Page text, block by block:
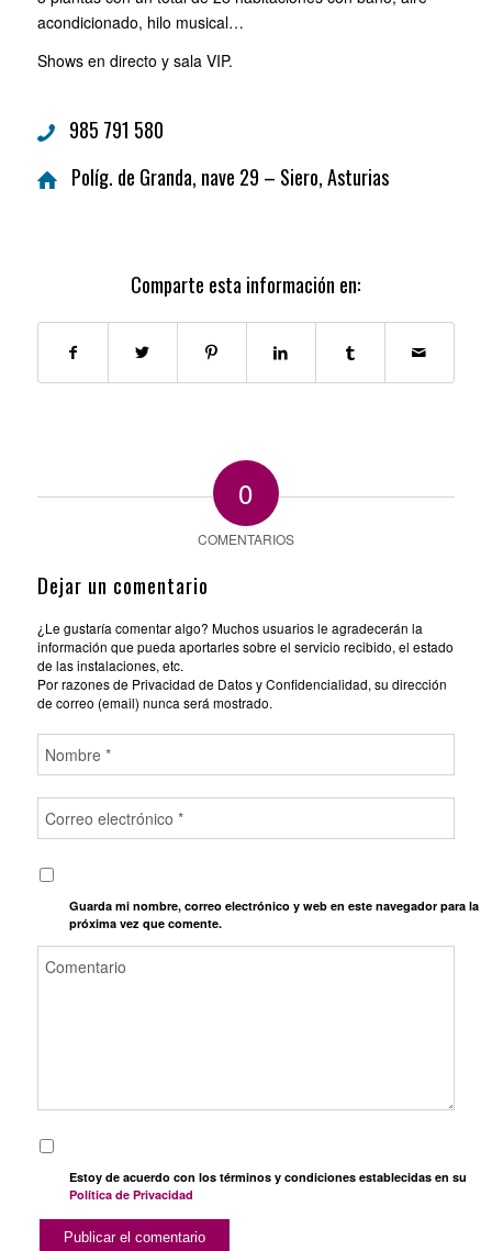
acondicionado, hilo musical…
Shows en directo y sala VIP.
985 791 580
Políg. de Granda, nave 29 – Siero, Asturias
Comparte esta información en:
0
COMENTARIOS
Dejar un comentario
¿Le gustaría comentar algo? Muchos usuarios le agradecerán la
información que pueda aportarles sobre el servicio recibido, el estado
de las instalaciones, etc.
Por razones de Privacidad de Datos y Confidencialidad, su dirección
de correo (email) nunca será mostrado.
Guarda mi nombre, correo electrónico y web en este navegador para la
próxima vez que comente.
Estoy de acuerdo con los términos y condiciones establecidas en su
Política de Privacidad